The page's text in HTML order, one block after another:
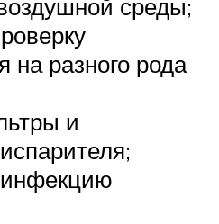
среды;
на разного рода
и